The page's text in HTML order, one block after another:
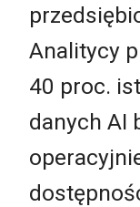
Analitycy
40 proc.
danych AI